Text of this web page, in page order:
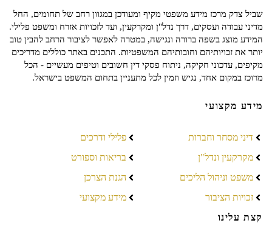
שביל צדק מרכז מידע משפטי מקיף ומעודכן במגוון רחב של תחומים, החל
מדיני עבודה ועסקים, דרך נדל"ן ומקרקעין, ועד לזכויות אזרח ומשפט פלילי.
המידע מוצג בשפה ברורה ונגישה, במטרה לאפשר לציבור הרחב להבין טוב
יותר את זכויותיהם וחובותיהם המשפטיות. התכנים באתר כוללים מדריכים
מקיפים, עדכוני חקיקה, ניתוח פסקי דין חשובים וטיפים מעשיים - הכל
מרוכז במקום אחד, נגיש וזמין לכל מתעניין בתחום המשפט בישראל.
מידע מקצועי
דיני מסחר וחברות
מקרקעין ונדל"ן
משפט וניהול הליכים
זכויות הציבור
פלילי ודרכים
בריאות וספורט
הגנת הצרכן
מידע מקצועי
קצת עלינו